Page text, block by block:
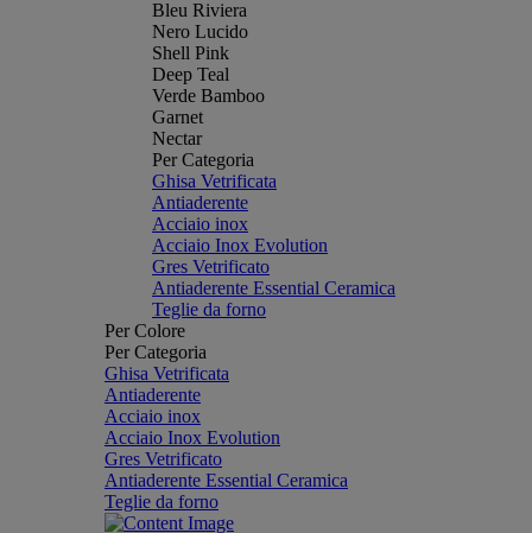
Bleu Riviera
Nero Lucido
Shell Pink
Deep Teal
Verde Bamboo
Garnet
Nectar
Per Categoria
Ghisa Vetrificata
Antiaderente
Acciaio inox
Acciaio Inox Evolution
Gres Vetrificato
Antiaderente Essential Ceramica
Teglie da forno
Per Colore
Per Categoria
Ghisa Vetrificata
Antiaderente
Acciaio inox
Acciaio Inox Evolution
Gres Vetrificato
Antiaderente Essential Ceramica
Teglie da forno